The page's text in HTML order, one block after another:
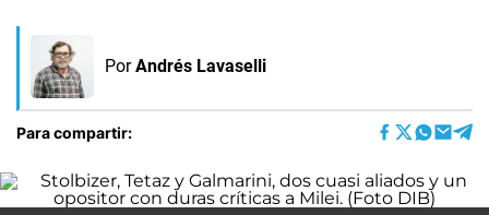
Por Andrés Lavaselli
Para compartir: